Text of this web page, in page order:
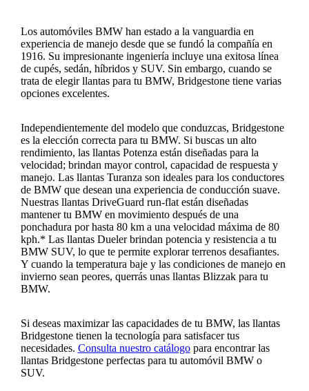
Los automóviles BMW han estado a la vanguardia en
experiencia de manejo desde que se fundó la compañía en
1916. Su impresionante ingeniería incluye una exitosa línea
de cupés, sedán, híbridos y SUV. Sin embargo, cuando se
trata de elegir llantas para tu BMW, Bridgestone tiene varias
opciones excelentes.
Independientemente del modelo que conduzcas, Bridgestone
es la elección correcta para tu BMW. Si buscas un alto
rendimiento, las llantas Potenza están diseñadas para la
velocidad; brindan mayor control, capacidad de respuesta y
manejo. Las llantas Turanza son ideales para los conductores
de BMW que desean una experiencia de conducción suave.
Nuestras llantas DriveGuard run-flat están diseñadas
mantener tu BMW en movimiento después de una
ponchadura por hasta 80 km a una velocidad máxima de 80
kph.* Las llantas Dueler brindan potencia y resistencia a tu
BMW SUV, lo que te permite explorar terrenos desafiantes.
Y cuando la temperatura baje y las condiciones de manejo en
invierno sean peores, querrás unas llantas Blizzak para tu
BMW.
Si deseas maximizar las capacidades de tu BMW, las llantas
Bridgestone tienen la tecnología para satisfacer tus
necesidades. Consulta nuestro catálogopara encontrar las
llantas Bridgestone perfectas para tu automóvil BMW o
SUV.